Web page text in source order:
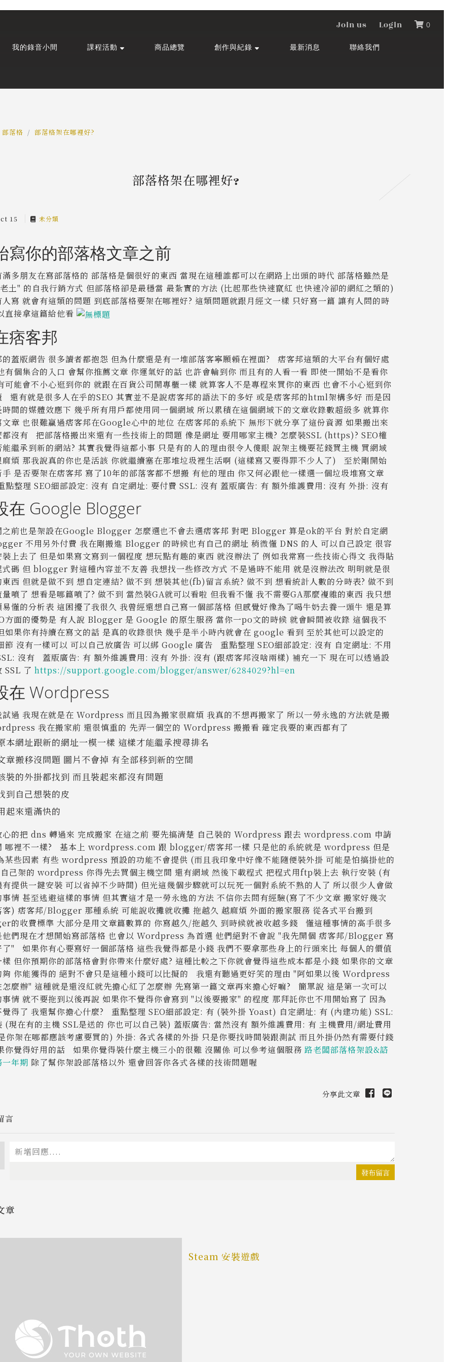
Join us Login 0
我的錄音小間 課程活動 商品總覽 創作與紀錄 最新消息 聯絡我們
部落格 部落格架在哪裡好?
部落格架在哪裡好?
15 未分類
寫你的部落格文章之前
滿多朋友在寫部落格的 部落格是個很好的東西 當現在這種誰都可以在網路上出頭的時代 部落格雖然是
土" 的自我行銷方式 但部落格卻是最穩當 最紮實的方法 (比起那些快速竄紅 也快速冷卻的網紅之類的)
人寫 就會有這類的問題 到底部落格要架在哪裡好? 這類問題就跟月經文一樣 只好寫一篇 讓有人問的時
直接拿這篇給他看
痞客邦
的蓋版網告 很多讀者都抱怨 但為什麼還是有一堆部落客寧願賴在裡面? 痞客邦這類的大平台有個好處
有個集合的入口 會幫你推薦文章 你運氣好的話 也許會輪到你 而且有的人看一看 即使一開始不是看你
可能會不小心逛到你的 就跟在百貨公司開專櫃一樣 就算客人不是專程來買你的東西 也會不小心逛到你
還有就是很多人在乎的SEO 其實並不是說痞客邦的語法下的多好 或是痞客邦的html架構多好 而是因
時間的媒體效應下 幾乎所有用戶都使用同一個網域 所以累積在這個網域下的文章收錄數超級多 就算你
文章 也很難贏過痞客邦在Google心中的地位 在痞客邦的系統下 無形下就分享了這份資源 如果搬出來
都沒有 把部落格搬出來還有一些技術上的問題 像是網址 要用哪家主機? 怎麼裝SSL (https)? SEO權
能繼承到新的網站? 其實我覺得這都小事 只是有的人的理由很令人傻眼 說架主機要花錢買主機 買網域
麻煩 那我說真的你也是活該 你就繼續塞在那堆垃圾裡生活啊 (這樣寫又要得罪不少人了) 至於剛開始
手 是否要架在痞客邦 寫了10年的部落客都不想搬 有他的理由 你又何必跟他一樣選一個垃圾堆寫文章
整理 SEO細部設定: 沒有 自定網址: 要付費 SSL: 沒有 蓋版廣告: 有 額外維護費用: 沒有 外掛: 沒有
在 Google Blogger
之前也是架設在Google Blogger 怎麼選也不會去選痞客邦 對吧 Blogger 算是ok的平台 對於自定網
不用另外付費 我在剛搬進 Blogger 的時候也有自己的網址 稍微懂 DNS 的人 可以自己設定 很容
裝上去了 但是如果寫文寫到一個程度 想玩點有趣的東西 就沒辦法了 例如我常寫一些技術心得文 我得貼
式碼 但 blogger 對這種內容並不友善 我想找一些修改方式 不是過時不能用 就是沒辦法改 明明就是很
東西 但就是做不到 想自定連結? 做不到 想裝其他(fb)留言系統? 做不到 想看統計人數的分時表? 做不到
量噴了 想看是哪篇噴了? 做不到 當然裝GA就可以看啦 但我看不懂 我不需要GA那麼複雜的東西 我只想
易懂的分析表 這困擾了我很久 我曾經還想自己寫一個部落格 但感覺好像為了喝牛奶去養一頭牛 還是算
方面的優勢是 有人說 Blogger 是 Google 的原生服務 當你一po文的時候 就會瞬間被收錄 這個我不
如果你有持續在寫文的話 是真的收錄很快 幾乎是半小時內就會在 google 看到 至於其他可以設定的
節 沒有一樣可以 可以自己放廣告 可以綁 Google 廣告 重點整理 SEO細部設定: 沒有 自定網址: 不用
沒有 蓋版廣告: 有 額外維護費用: 沒有 外掛: 沒有 (跟痞客邦沒啥兩樣) 補充一下 現在可以透過設
SSL 了 https://support.google.com/blogger/answer/6284029?hl=en
在 Wordpress
試過 我現在就是在 Wordpress 而且因為搬家很麻煩 我真的不想再搬家了 所以一勞永逸的方法就是搬
我在搬家前 還很慎重的 先弄一個空的 Wordpress 搬搬看 確定我要的東西都有了
本網址跟新的網址一模一樣 這樣才能繼承搜尋排名
章搬移沒問題 圖片不會掉 有全部移到新的空間
裝的外掛都找到 而且裝起來都沒有問題
到自己想裝的皮
起來還滿快的
心的把 dns 轉過來 完成搬家 在這之前 要先搞清楚 自己裝的 Wordpress 跟去 wordpress.com 申請
哪裡不一樣? 基本上 wordpress.com 跟 blogger/痞客邦一樣 只是他的系統就是 wordpress 但是
某些因素 有些 wordpress 預設的功能不會提供 (而且我印象中好像不能隨便裝外掛 可能是怕搞掛他的
己架的 wordpress 你得先去買個主機空間 還有網域 然後下載程式 把程式用ftp裝上去 執行安裝 (有
有提供一鍵安裝 可以省掉不少時間) 但光這幾個步驟就可以玩死一個對系統不熟的人了 所以很少人會做
事情 甚至逃避這樣的事情 但其實這才是一勞永逸的方法 不信你去問有經驗(寫了不少文章 搬家好幾次
客) 痞客邦/Blogger 那種系統 可能說收攤就收攤 拖越久 越麻煩 外面的搬家服務 從各式平台搬到
的收費標準 大部分是用文章篇數算的 你寫越久/拖越久 到時候就被收越多錢 懂這種事情的高手很多
他們現在才想開始寫部落格 也會以 Wordpress 為首選 他們絕對不會說 "我先開個 痞客邦/Blogger 寫
了" 如果你有心要寫好一個部落格 這些我覺得都是小錢 我們不要拿那些身上的行頭來比 每個人的價值
樣 但你預期你的部落格會對你帶來什麼好處? 這種比較之下你就會覺得這些成本都是小錢 如果你的文章
夠 你能獲得的 絕對不會只是這種小錢可以比擬的 我還有聽過更好笑的理由 "阿如果以後 Wordpress
怎麼辦" 這種就是還沒紅就先擔心紅了怎麼辦 先寫第一篇文章再來擔心好嘛? 簡單說 這是第一次可以
事情 就不要拖到以後再說 如果你不覺得你會寫到 "以後要搬家" 的程度 那拜託你也不用開始寫了 因為
覺得了 我還幫你擔心什麼? 重點整理 SEO細部設定: 有 (裝外掛 Yoast) 自定網址: 有 (內建功能) SSL:
(現在有的主機 SSL是送的 你也可以自己裝) 蓋版廣告: 當然沒有 額外維護費用: 有 主機費用/網址費用
你架在哪都應該考慮要買的) 外掛: 各式各樣的外掛 只是你要找時間裝跟測試 而且外掛仍然有需要付錢
你覺得好用的話 如果你覺得裝什麼主機三小的很難 沒關係 可以參考這個服務 路老闆部落格架設&諮
年期 除了幫你架設部落格以外 還會回答你各式各樣的技術問題喔
分享此文章
言
發布留言
章
Steam 安裝遊戲